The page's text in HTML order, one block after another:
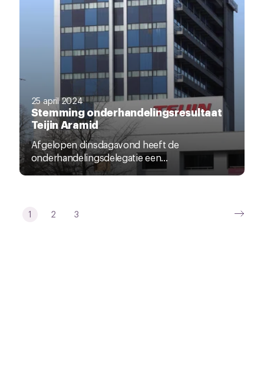
25 april 2024
Stemming onderhandelingsresultaat
Teijin Aramid
Afgelopen dinsdagavond heeft de
onderhandelingsdelegatie een...
1 2 3